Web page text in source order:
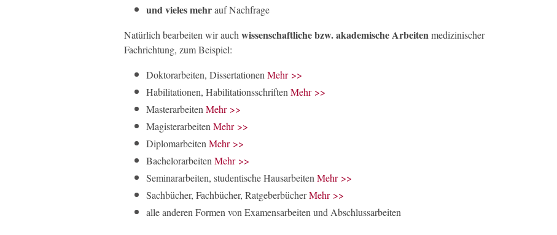
und vieles mehrauf Nachfrage
Natürlich bearbeiten wir auch wissenschaftliche bzw. akademische Arbeitenmedizinischer
Fachrichtung, zum Beispiel:
Doktorarbeiten, Dissertationen Mehr >>
Habilitationen, Habilitationsschriften Mehr >>
Masterarbeiten Mehr >>
Magisterarbeiten Mehr >>
Diplomarbeiten Mehr >>
Bachelorarbeiten Mehr >>
Seminararbeiten, studentische Hausarbeiten Mehr >>
Sachbücher, Fachbücher, RatgeberbücherMehr >>
alle anderen Formen von Examensarbeiten und Abschlussarbeiten